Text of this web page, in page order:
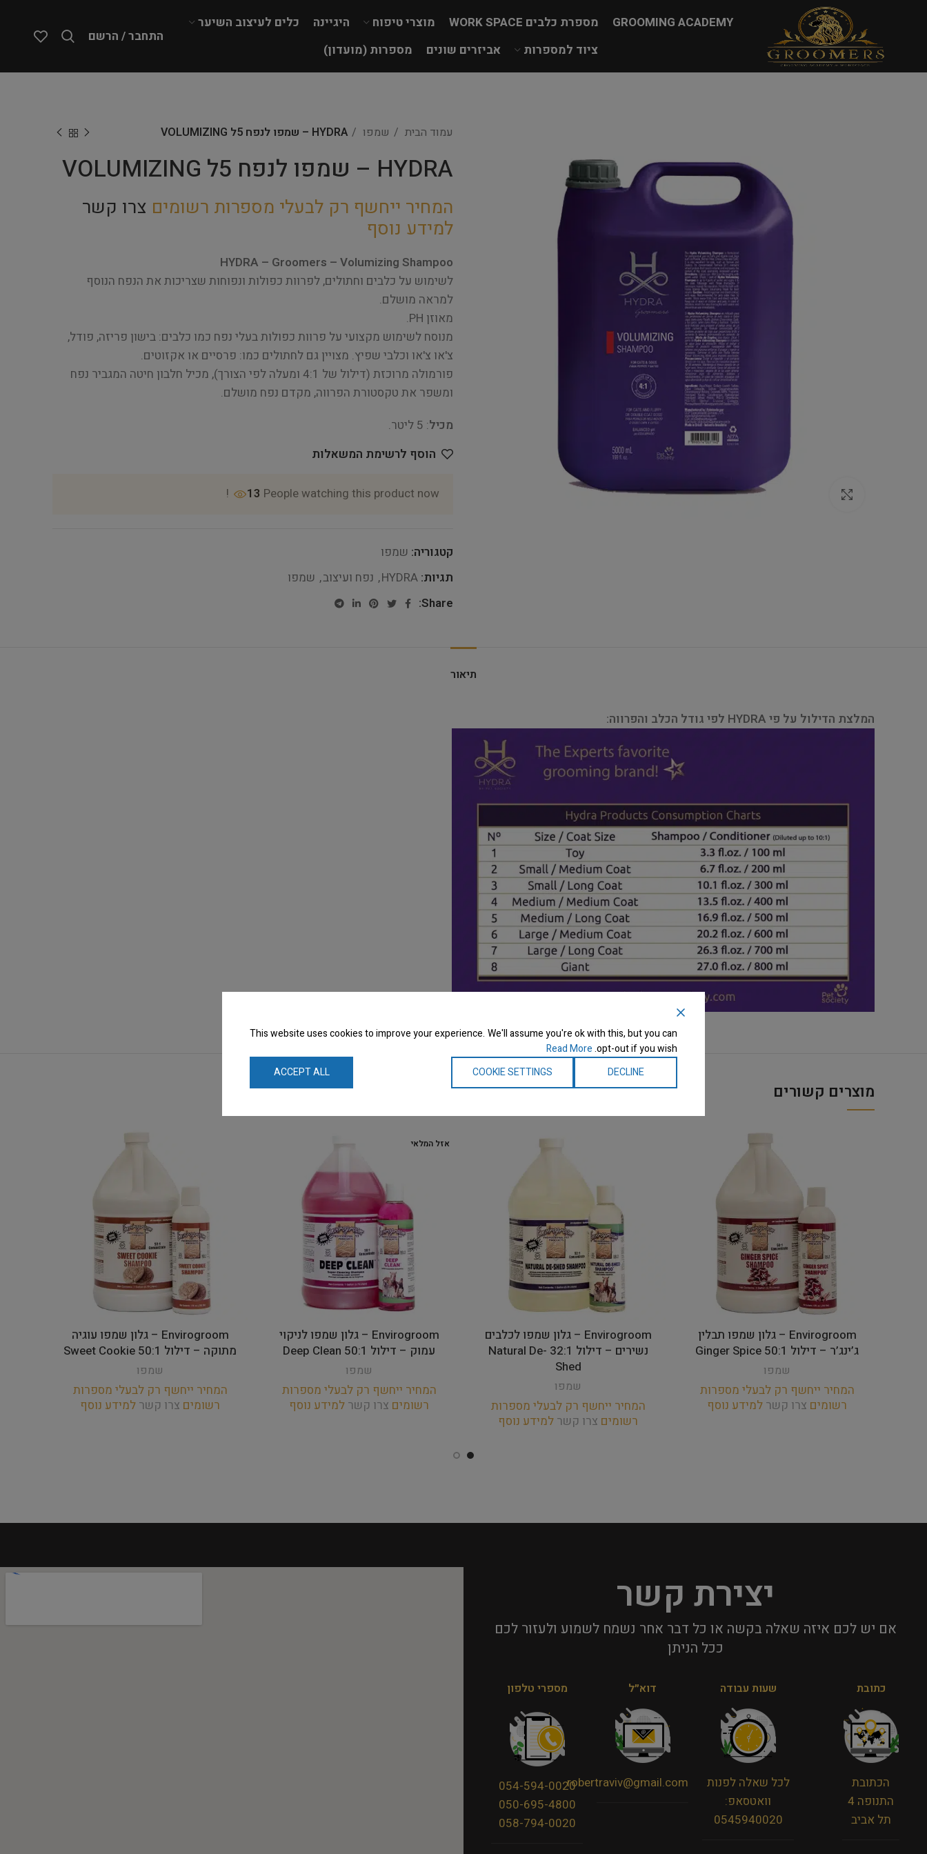
GROOMING ACADEMY מספרת כלבים WORK SPACE מוצרי טיפוח היגיינה
כלים לעיצוב השיער
ציוד למספרות
אביזרים שונים מספרות (מועדון)
התחבר / הרשם
Click to enlarge
עמוד הבית שמפו HYDRA – שמפו לנפח 5ל VOLUMIZING
HYDRA – שמפו לנפח 5ל VOLUMIZING
המחיר ייחשף רק לבעלי מספרות רשומים צרו קשר
למידע נוסף
HYDRA – Groomers – Volumizing Shampoo
לשימוש על כלבים וחתולים, לפרוות כפולות ונפוחות שצריכות את הנפח הנוסף
למראה מושלם.
מאוזן PH.
מנוסח לשימוש מקצועי על פרוות כפולות בעלי נפח כמו כלבים: בישון פריזה, פודל,
צ'או צ'או וכלבי שפיץ. מצויין גם לחתולים כמו: פרסיים או אקזוטים.
פורמולה מרוכזת (דילול של 4:1 ומעלה לפי הצורך), מכיל חלבון חיטה המגביר נפח
ומשפר את טקסטורת הפרווה, מקדם נפח מושלם.
מכיל: 5 ליטר.
הוסף לרשימת המשאלות
13 People watching this product now!
קטגוריה: שמפו
תגיות: HYDRA
, נפח ועיצוב, שמפו
Share:
תיאור
המלצת הדילול על פי HYDRA לפי גודל הכלב והפרווה:
מוצרים קשורים
Envirogroom – גלון שמפו תבלין
ג’ינג’ר – דילול 50:1 Ginger Spice
שמפו
המחיר ייחשף רק לבעלי מספרות
רשומים צרו קשר למידע נוסף
Envirogroom – גלון שמפו לכלבים
נשירים – דילול 32:1 Natural De-
Shed
שמפו
המחיר ייחשף רק לבעלי מספרות
רשומים צרו קשר למידע נוסף
אזל המלאי
Envirogroom – גלון שמפו לניקוי
עמוק – דילול 50:1 Deep Clean
שמפו
המחיר ייחשף רק לבעלי מספרות
רשומים צרו קשר למידע נוסף
Envirogroom – גלון שמפו עוגיה
מתוקה – דילול 50:1 Sweet Cookie
שמפו
המחיר ייחשף רק לבעלי מספרות
רשומים צרו קשר למידע נוסף
יצירת קשר
אם יש לכם איזה שאלה בקשה או כל דבר אחר נשמח לשמוע ולעזור לכם
ככל הניתן​
כתובת
הכתובת
התנופה 4
תל אביב
שעות עבודה
לכל שאלה לפנות
וואטסאפ:
0545940020
דוא״ל
robertraviv@gmail.com
מספרי טלפון
054-594-0020
050-695-4800
058-794-0020
This website uses cookies to improve your experience. We'll assume you're ok with this, but you can
opt-out if you wish.
Read More
DECLINE
COOKIE SETTINGS
ACCEPT ALL